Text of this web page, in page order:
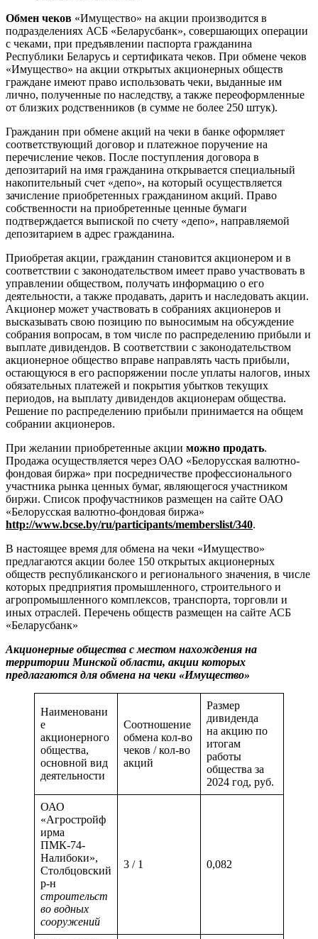
Обмен чеков «Имущество» на акции производится в
подразделениях АСБ «Беларусбанк», совершающих операции
с чеками, при предъявлении паспорта гражданина
Республики Беларусь и сертификата чеков. При обмене чеков
«Имущество» на акции открытых акционерных обществ
граждане имеют право использовать чеки, выданные им
лично, полученные по наследству, а также переоформленные
от близких родственников (в сумме не более 250 штук).
Гражданин при обмене акций на чеки в банке оформляет
соответствующий договор и платежное поручение на
перечисление чеков. После поступления договора в
депозитарий на имя гражданина открывается специальный
накопительный счет «депо», на который осуществляется
зачисление приобретенных гражданином акций. Право
собственности на приобретенные ценные бумаги
подтверждается выпиской по счету «депо», направляемой
депозитарием в адрес гражданина.
Приобретая акции, гражданин становится акционером и в
соответствии с законодательством имеет право участвовать в
управлении обществом, получать информацию о его
деятельности, а также продавать, дарить и наследовать акции.
Акционер может участвовать в собраниях акционеров и
высказывать свою позицию по выносимым на обсуждение
собрания вопросам, в том числе по распределению прибыли и
выплате дивидендов. В соответствии с законодательством
акционерное общество вправе направлять часть прибыли,
остающуюся в его распоряжении после уплаты налогов, иных
обязательных платежей и покрытия убытков текущих
периодов, на выплату дивидендов акционерам общества.
Решение по распределению прибыли принимается на общем
собрании акционеров.
При желании приобретенные акции можно продать.
Продажа осуществляется через ОАО «Белорусская валютно-
фондовая биржа» при посредничестве профессионального
участника рынка ценных бумаг, являющегося участником
биржи. Список профучастников размещен на сайте ОАО
«Белорусская валютно-фондовая биржа»
http://www.bcse.by/ru/participants/memberslist/340.
В настоящее время для обмена на чеки «Имущество»
предлагаются акции более 150 открытых акционерных
обществ республиканского и регионального значения, в числе
которых предприятия промышленного, строительного и
агропромышленного комплексов, транспорта, торговли и
иных отраслей. Перечень обществ размещен на сайте АСБ
«Беларусбанк»
Акционерные общества с местом нахождения на
территории Минской области, акции которых
предлагаются для обмена на чеки «Имущество»
Наименовани
е
акционерного
общества,
основной вид
деятельности
Соотношение
обмена кол-во
чеков / кол-во
акций
Размер
дивиденда
на акцию по
итогам
работы
общества за
2024 год, руб.
ОАО
«Агростройф
ирма
ПМК-74-
Налибоки»,
Столбцовский
р-н
строительст
во водных
сооружений
3 / 1 0,082